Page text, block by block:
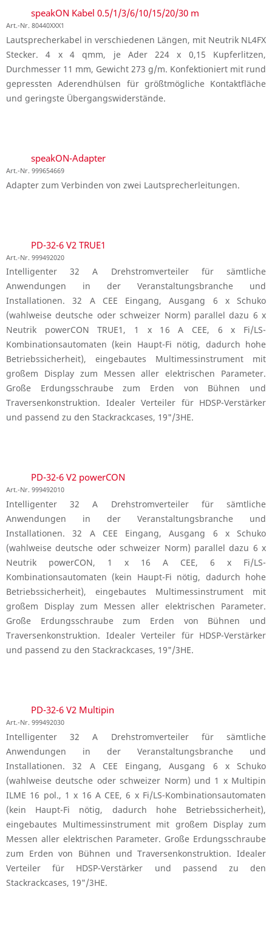
speakON Kabel 0.5/1/3/6/10/15/20/30 m
Art.-Nr. 80440XXX1
Lautsprecherkabel in verschiedenen Längen, mit Neutrik NL4FX
Stecker. 4 x 4 qmm, je Ader 224 x 0,15 Kupferlitzen,
Durchmesser 11 mm, Gewicht 273 g/m. Konfektioniert mit rund
gepressten Aderendhülsen für größtmögliche Kontaktfläche
und geringste Übergangswiderstände.
speakON-Adapter
Art.-Nr. 999654669
Adapter zum Verbinden von zwei Lautsprecherleitungen.
PD-32-6 V2 TRUE1
Art.-Nr. 999492020
Intelligenter 32 A Drehstromverteiler für sämtliche
Anwendungen in der Veranstaltungsbranche und
Installationen. 32 A CEE Eingang, Ausgang 6 x Schuko
(wahlweise deutsche oder schweizer Norm) parallel dazu 6 x
Neutrik powerCON TRUE1, 1 x 16 A CEE, 6 x Fi/LS-
Kombinationsautomaten (kein Haupt-Fi nötig, dadurch hohe
Betriebssicherheit), eingebautes Multimessinstrument mit
großem Display zum Messen aller elektrischen Parameter.
Große Erdungsschraube zum Erden von Bühnen und
Traversenkonstruktion. Idealer Verteiler für HDSP-Verstärker
und passend zu den Stackrackcases, 19"/3HE.
PD-32-6 V2 powerCON
Art.-Nr. 999492010
Intelligenter 32 A Drehstromverteiler für sämtliche
Anwendungen in der Veranstaltungsbranche und
Installationen. 32 A CEE Eingang, Ausgang 6 x Schuko
(wahlweise deutsche oder schweizer Norm) parallel dazu 6 x
Neutrik powerCON, 1 x 16 A CEE, 6 x Fi/LS-
Kombinationsautomaten (kein Haupt-Fi nötig, dadurch hohe
Betriebssicherheit), eingebautes Multimessinstrument mit
großem Display zum Messen aller elektrischen Parameter.
Große Erdungsschraube zum Erden von Bühnen und
Traversenkonstruktion. Idealer Verteiler für HDSP-Verstärker
und passend zu den Stackrackcases, 19"/3HE.
PD-32-6 V2 Multipin
Art.-Nr. 999492030
Intelligenter 32 A Drehstromverteiler für sämtliche
Anwendungen in der Veranstaltungsbranche und
Installationen. 32 A CEE Eingang, Ausgang 6 x Schuko
(wahlweise deutsche oder schweizer Norm) und 1 x Multipin
ILME 16 pol., 1 x 16 A CEE, 6 x Fi/LS-Kombinationsautomaten
(kein Haupt-Fi nötig, dadurch hohe Betriebssicherheit),
eingebautes Multimessinstrument mit großem Display zum
Messen aller elektrischen Parameter. Große Erdungsschraube
zum Erden von Bühnen und Traversenkonstruktion. Idealer
Verteiler für HDSP-Verstärker und passend zu den
Stackrackcases, 19"/3HE.